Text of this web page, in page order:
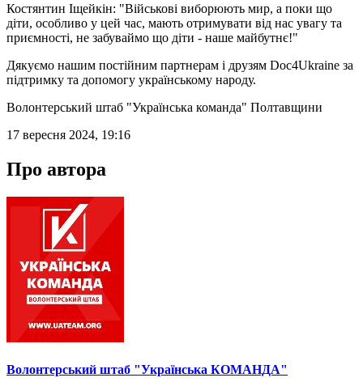
Костянтин Іщейкін: "Військові виборюють мир, а поки що
діти, особливо у цей час, мають отримувати від нас увагу та
приємності, не забуваймо що діти - наше майбутнє!"
Дякуємо нашим постійним партнерам і друзям Doc4Ukraine за
підтримку та допомогу українському народу.
Волонтерський штаб "Українська команда" Полтавщини
17 вересня 2024, 19:16
Про автора
Волонтерський штаб "Українська КОМАНДА"